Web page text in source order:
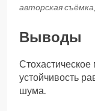
авторская
Выводы
устойчивость
шума.